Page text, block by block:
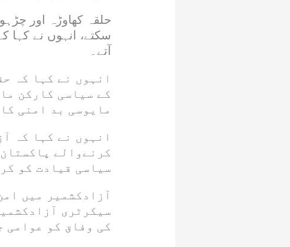
حلقہ کھاوڑہ اور
سکتے، انہوں نے کہا
آتے۔
انہوں نے کہا کہ
کے سیاسی کارکن
مایوسی بد امنی
انہوں نے کہا کہ
کرنےوالے
سیاسی قیادت کو
آزادکشمیر میں
سیکرٹری
کی وفاق کو عوامی